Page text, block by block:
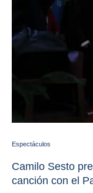
Espectáculos
Camilo Sesto
canción con el